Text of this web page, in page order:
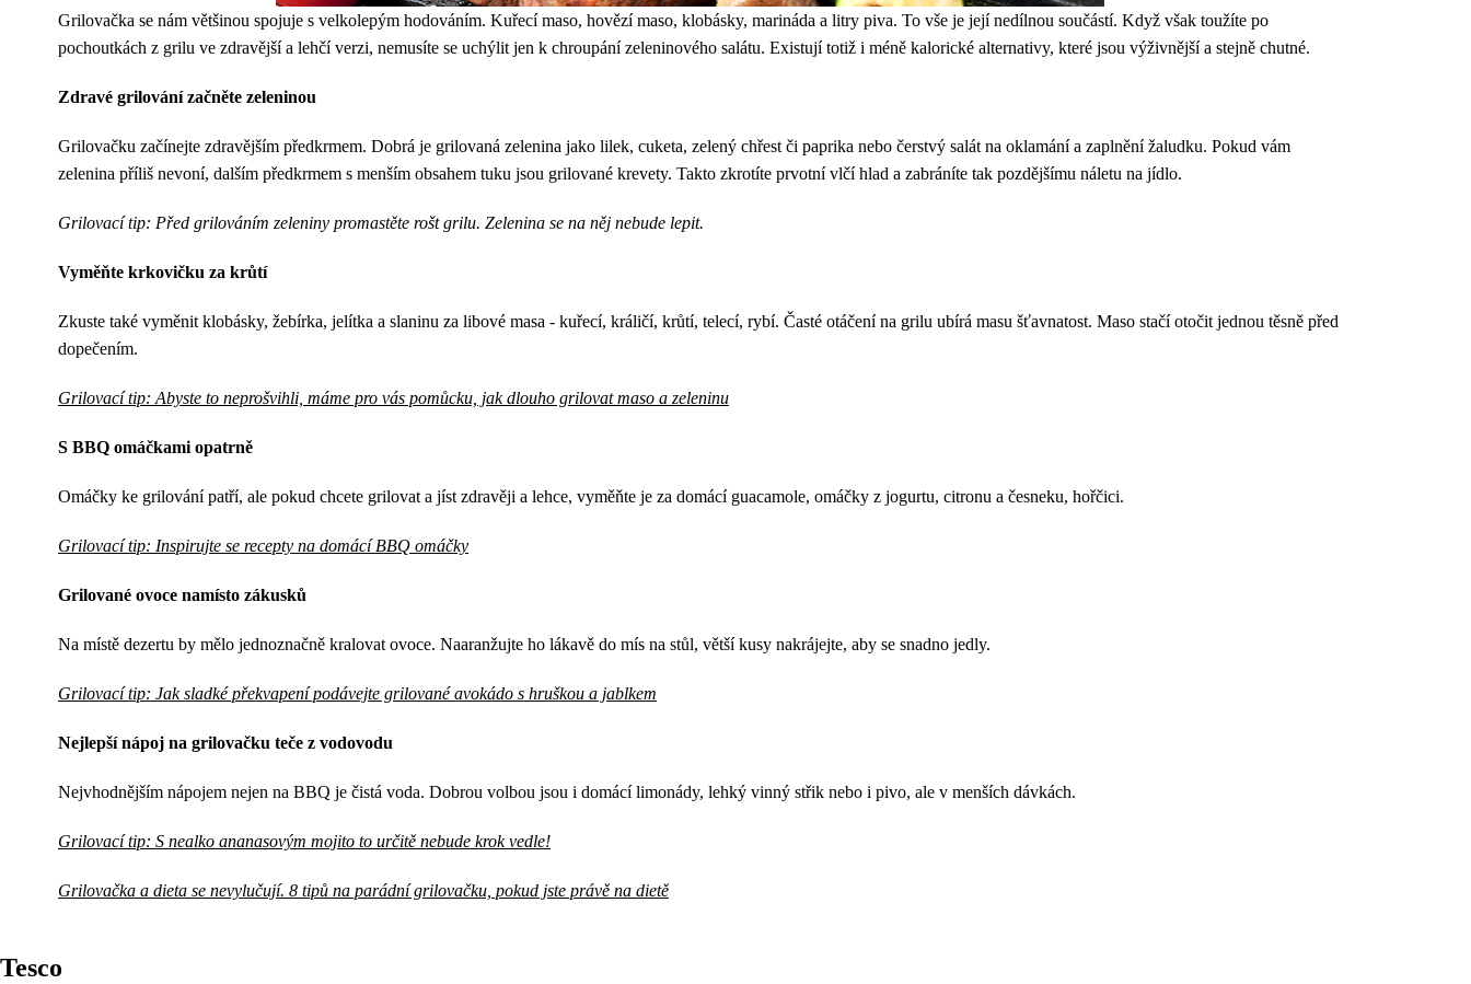
Grilovačka se nám většinou spojuje s velkolepým hodováním. Kuřecí maso, hovězí maso, klobásky, marináda a litry piva. To vše je její nedílnou součástí. Když však toužíte po
pochoutkách z grilu ve zdravější a lehčí verzi, nemusíte se uchýlit jen k chroupání zeleninového salátu. Existují totiž i méně kalorické alternativy, které jsou výživnější a stejně chutné.
Zdravé grilování začněte zeleninou
Grilovačku začínejte zdravějším předkrmem. Dobrá je grilovaná zelenina jako lilek, cuketa, zelený chřest či paprika nebo čerstvý salát na oklamání a zaplnění žaludku. Pokud vám
zelenina příliš nevoní, dalším předkrmem s menším obsahem tuku jsou grilované krevety. Takto zkrotíte prvotní vlčí hlad a zabráníte tak pozdějšímu náletu na jídlo.
Grilovací tip: Před grilováním zeleniny promastěte rošt grilu. Zelenina se na něj nebude lepit.
Vyměňte krkovičku za krůtí
Zkuste také vyměnit klobásky, žebírka, jelítka a slaninu za libové masa - kuřecí, králičí, krůtí, telecí, rybí. Časté otáčení na grilu ubírá masu šťavnatost. Maso stačí otočit jednou těsně před
dopečením.
Grilovací tip: Abyste to neprošvihli, máme pro vás pomůcku, jak dlouho grilovat maso a zeleninu
S BBQ omáčkami opatrně
Omáčky ke grilování patří, ale pokud chcete grilovat a jíst zdravěji a lehce, vyměňte je za domácí guacamole, omáčky z jogurtu, citronu a česneku, hořčici.
Grilovací tip: Inspirujte se recepty na domácí BBQ omáčky
Grilované ovoce namísto zákusků
Na místě dezertu by mělo jednoznačně kralovat ovoce. Naaranžujte ho lákavě do mís na stůl, větší kusy nakrájejte, aby se snadno jedly.
Grilovací tip: Jak sladké překvapení podávejte grilované avokádo s hruškou a jablkem
Nejlepší nápoj na grilovačku teče z vodovodu
Nejvhodnějším nápojem nejen na BBQ je čistá voda. Dobrou volbou jsou i domácí limonády, lehký vinný střik nebo i pivo, ale v menších dávkách.
Grilovací tip: S nealko ananasovým mojito to určitě nebude krok vedle!
Grilovačka a dieta se nevylučují. 8 tipů na parádní grilovačku, pokud jste právě na dietě
Tesco